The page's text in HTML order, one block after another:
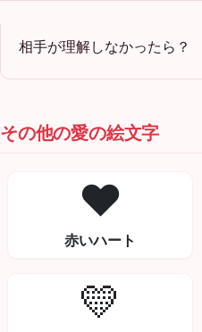
相手が理解しなかったら？
その他の愛の絵文字
❤️
赤いハート
💛